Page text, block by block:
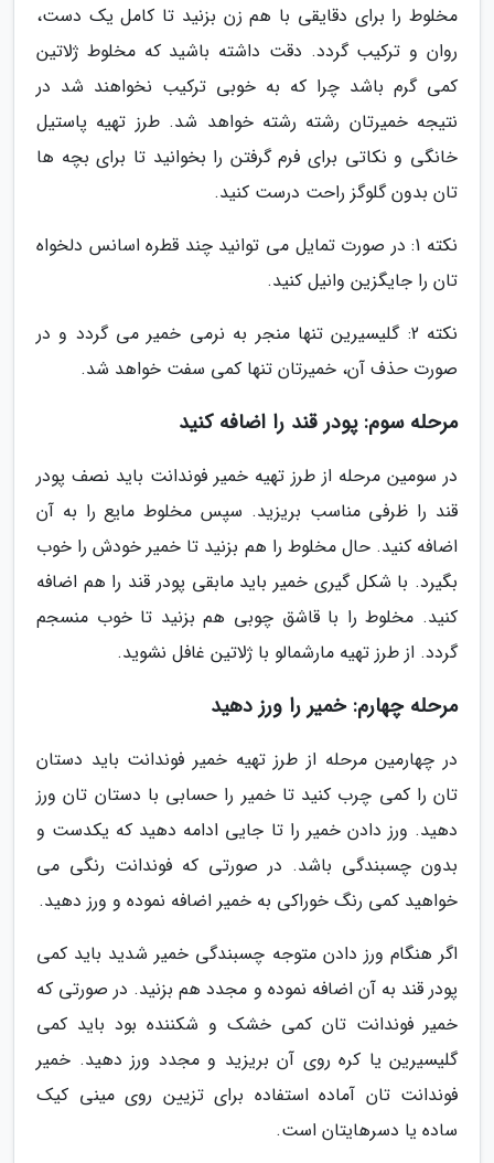
مخلوط را برای دقایقی با هم زن بزنید تا کامل یک دست،
روان و ترکیب گردد. دقت داشته باشید که مخلوط ژلاتین
کمی گرم باشد چرا که به خوبی ترکیب نخواهند شد در
نتیجه خمیرتان رشته رشته خواهد شد. طرز تهیه پاستیل
خانگی و نکاتی برای فرم گرفتن را بخوانید تا برای بچه ها
تان بدون گلوگز راحت درست کنید.
نکته 1: در صورت تمایل می توانید چند قطره اسانس دلخواه
تان را جایگزین وانیل کنید.
نکته 2: گلیسیرین تنها منجر به نرمی خمیر می گردد و در
صورت حذف آن، خمیرتان تنها کمی سفت خواهد شد.
مرحله سوم: پودر قند را اضافه کنید
در سومین مرحله از طرز تهیه خمیر فوندانت باید نصف پودر
قند را ظرفی مناسب بریزید. سپس مخلوط مایع را به آن
اضافه کنید. حال مخلوط را هم بزنید تا خمیر خودش را خوب
بگیرد. با شکل گیری خمیر باید مابقی پودر قند را هم اضافه
کنید. مخلوط را با قاشق چوبی هم بزنید تا خوب منسجم
گردد. از طرز تهیه مارشمالو با ژلاتین غافل نشوید.
مرحله چهارم: خمیر را ورز دهید
در چهارمین مرحله از طرز تهیه خمیر فوندانت باید دستان
تان را کمی چرب کنید تا خمیر را حسابی با دستان تان ورز
دهید. ورز دادن خمیر را تا جایی ادامه دهید که یکدست و
بدون چسبندگی باشد. در صورتی که فوندانت رنگی می
خواهید کمی رنگ خوراکی به خمیر اضافه نموده و ورز دهید.
اگر هنگام ورز دادن متوجه چسبندگی خمیر شدید باید کمی
پودر قند به آن اضافه نموده و مجدد هم بزنید. در صورتی که
خمیر فوندانت تان کمی خشک و شکننده بود باید کمی
گلیسیرین یا کره روی آن بریزید و مجدد ورز دهید. خمیر
فوندانت تان آماده استفاده برای تزیین روی مینی کیک
ساده یا دسرهایتان است.